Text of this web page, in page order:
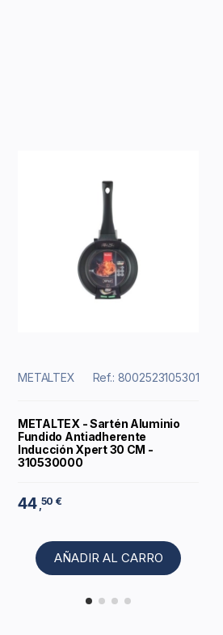
METALTEX Ref.: 8002523105301
METALTEX - Sartén Aluminio
Fundido Antiadherente
Inducción Xpert 30 CM -
310530000
44 ,50 €
AÑADIR AL CARRO